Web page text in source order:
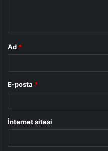
Ad *
E-posta *
İnternet sitesi